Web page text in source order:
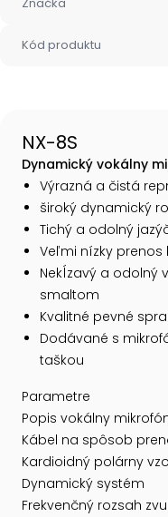
Kód produktu
NX-8S
Dynamický vokálny
Výrazná a čistá
široký dynamický
Tichý a odolný
Veľmi nízky prenos
Nekĺzavý a odolný
smaltom
Kvalitné pevné
Dodávané s
taškou
Parametre
Popis vokálny
Kábel na spôsob
Kardioidný polárny
Dynamický systém
Frekvenčný rozsah